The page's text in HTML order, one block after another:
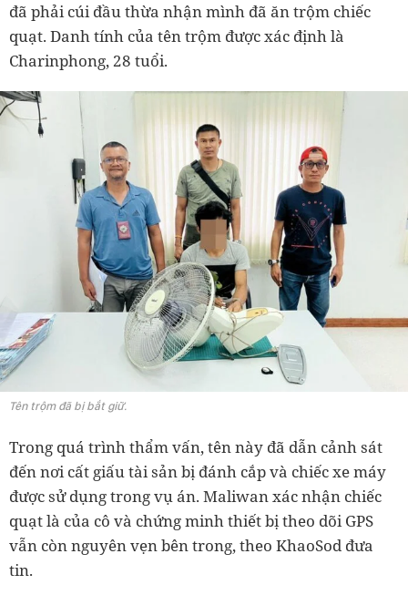
đã phải cúi đầu thừa nhận mình đã ăn trộm chiếc
quạt. Danh tính của tên trộm được xác định là
Charinphong, 28 tuổi.
Tên trộm đã bị bắt giữ.
Trong quá trình thẩm vấn, tên này đã dẫn cảnh sát
đến nơi cất giấu tài sản bị đánh cắp và chiếc xe máy
được sử dụng trong vụ án. Maliwan xác nhận chiếc
quạt là của cô và chứng minh thiết bị theo dõi GPS
vẫn còn nguyên vẹn bên trong, theo KhaoSod đưa
tin.